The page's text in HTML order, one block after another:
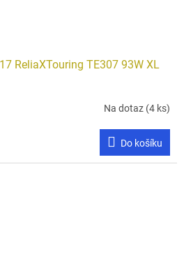
ReliaXTouring TE307 93W XL
Na dotaz (4 ks)
Do košíku